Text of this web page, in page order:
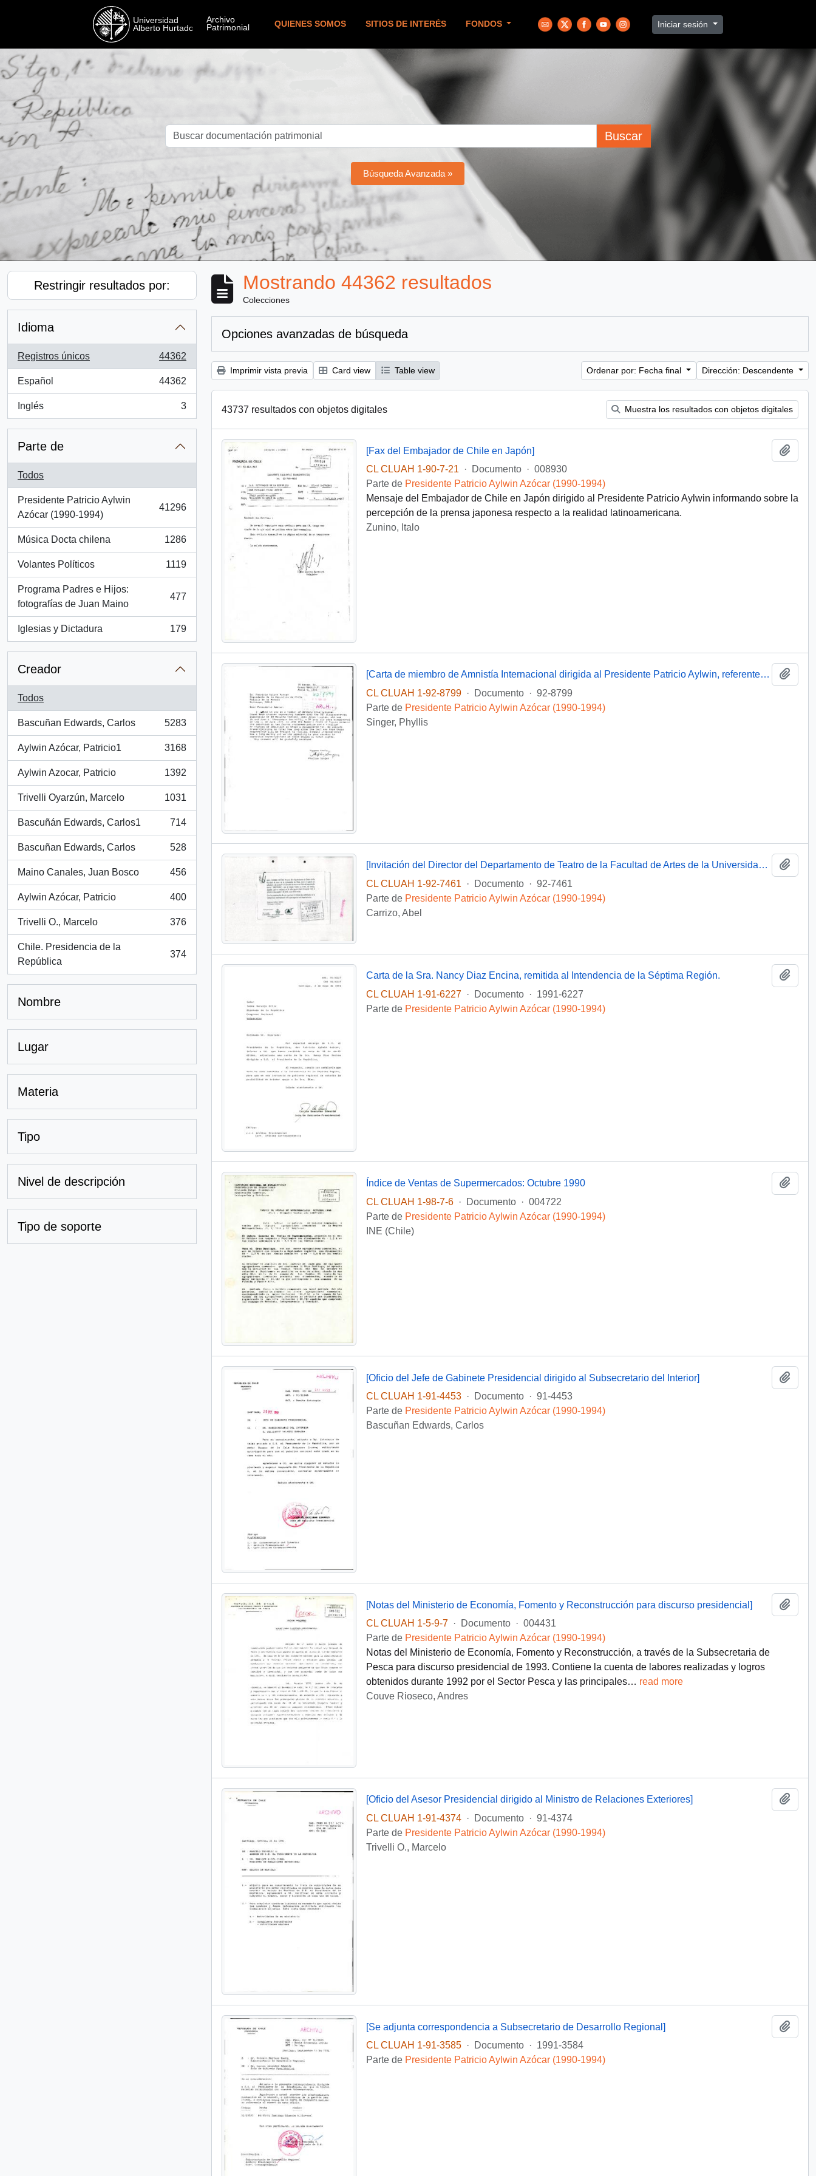
QUIENES SOMOS SITIOS DE INTERÉS FONDOS Iniciar sesión
Buscar
Búsqueda Avanzada »
Restringir resultados por:
Idioma
Registros únicos
, 44362 resultados
44362
Español
, 44362 resultados
44362
Inglés
, 3 resultados
3
Parte de
Todos
Presidente Patricio Aylwin
Azócar (1990-1994)
, 41296 resultados
41296
Música Docta chilena
, 1286 resultados
1286
Volantes Políticos
, 1119 resultados
1119
Programa Padres e Hijos:
fotografías de Juan Maino
, 477 resultados
477
Iglesias y Dictadura
, 179 resultados
179
Creador
Todos
Bascuñan Edwards, Carlos
, 5283 resultados
5283
Aylwin Azócar, Patricio1
, 3168 resultados
3168
Aylwin Azocar, Patricio
, 1392 resultados
1392
Trivelli Oyarzún, Marcelo
, 1031 resultados
1031
Bascuñán Edwards, Carlos1
, 714 resultados
714
Bascuñan Edwards, Carlos
, 528 resultados
528
Maino Canales, Juan Bosco
, 456 resultados
456
Aylwin Azócar, Patricio
, 400 resultados
400
Trivelli O., Marcelo
, 376 resultados
376
Chile. Presidencia de la
República
, 374 resultados
374
Nombre
Lugar
Materia
Tipo
Nivel de descripción
Tipo de soporte
Mostrando 44362 resultados
Colecciones
Opciones avanzadas de búsqueda
Imprimir vista previa Card view Table view Ordenar por: Fecha final Dirección: Descendente
43737 resultados con objetos digitales Muestra los resultados con objetos digitales
[Fax del Embajador de Chile en Japón]
CL CLUAH 1-90-7-21
· Documento · 008930
Parte de Presidente Patricio Aylwin Azócar (1990-1994)
Mensaje del Embajador de Chile en Japón dirigido al Presidente Patricio Aylwin informando sobre la
percepción de la prensa japonesa respecto a la realidad latinoamericana.
Zunino, Italo
[Carta de miembro de Amnistía Internacional dirigida al Presidente Patricio Aylwin, referente a detenidos desaparecidos]
CL CLUAH 1-92-8799
· Documento · 92-8799
Parte de Presidente Patricio Aylwin Azócar (1990-1994)
Singer, Phyllis
[Invitación del Director del Departamento de Teatro de la Facultad de Artes de la Universidad de Chile]
CL CLUAH 1-92-7461
· Documento · 92-7461
Parte de Presidente Patricio Aylwin Azócar (1990-1994)
Carrizo, Abel
Carta de la Sra. Nancy Diaz Encina, remitida al Intendencia de la Séptima Región.
CL CLUAH 1-91-6227
· Documento · 1991-6227
Parte de Presidente Patricio Aylwin Azócar (1990-1994)
Índice de Ventas de Supermercados: Octubre 1990
CL CLUAH 1-98-7-6
· Documento · 004722
Parte de Presidente Patricio Aylwin Azócar (1990-1994)
INE (Chile)
[Oficio del Jefe de Gabinete Presidencial dirigido al Subsecretario del Interior]
CL CLUAH 1-91-4453
· Documento · 91-4453
Parte de Presidente Patricio Aylwin Azócar (1990-1994)
Bascuñan Edwards, Carlos
[Notas del Ministerio de Economía, Fomento y Reconstrucción para discurso presidencial]
CL CLUAH 1-5-9-7
· Documento · 004431
Parte de Presidente Patricio Aylwin Azócar (1990-1994)
Notas del Ministerio de Economía, Fomento y Reconstrucción, a través de la Subsecretaria de
Pesca para discurso presidencial de 1993. Contiene la cuenta de labores realizadas y logros
obtenidos durante 1992 por el Sector Pesca y las principales… read more
Couve Rioseco, Andres
[Oficio del Asesor Presidencial dirigido al Ministro de Relaciones Exteriores]
CL CLUAH 1-91-4374
· Documento · 91-4374
Parte de Presidente Patricio Aylwin Azócar (1990-1994)
Trivelli O., Marcelo
[Se adjunta correspondencia a Subsecretario de Desarrollo Regional]
CL CLUAH 1-91-3585
· Documento · 1991-3584
Parte de Presidente Patricio Aylwin Azócar (1990-1994)